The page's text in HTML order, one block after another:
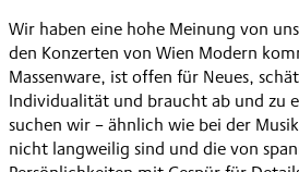
Wir haben eine hohe Meinung von
den Konzerten von Wien Modern
Massenware, ist offen für Neues,
Individualität und braucht ab und zu
suchen wir – ähnlich wie bei der
nicht langweilig sind und die von